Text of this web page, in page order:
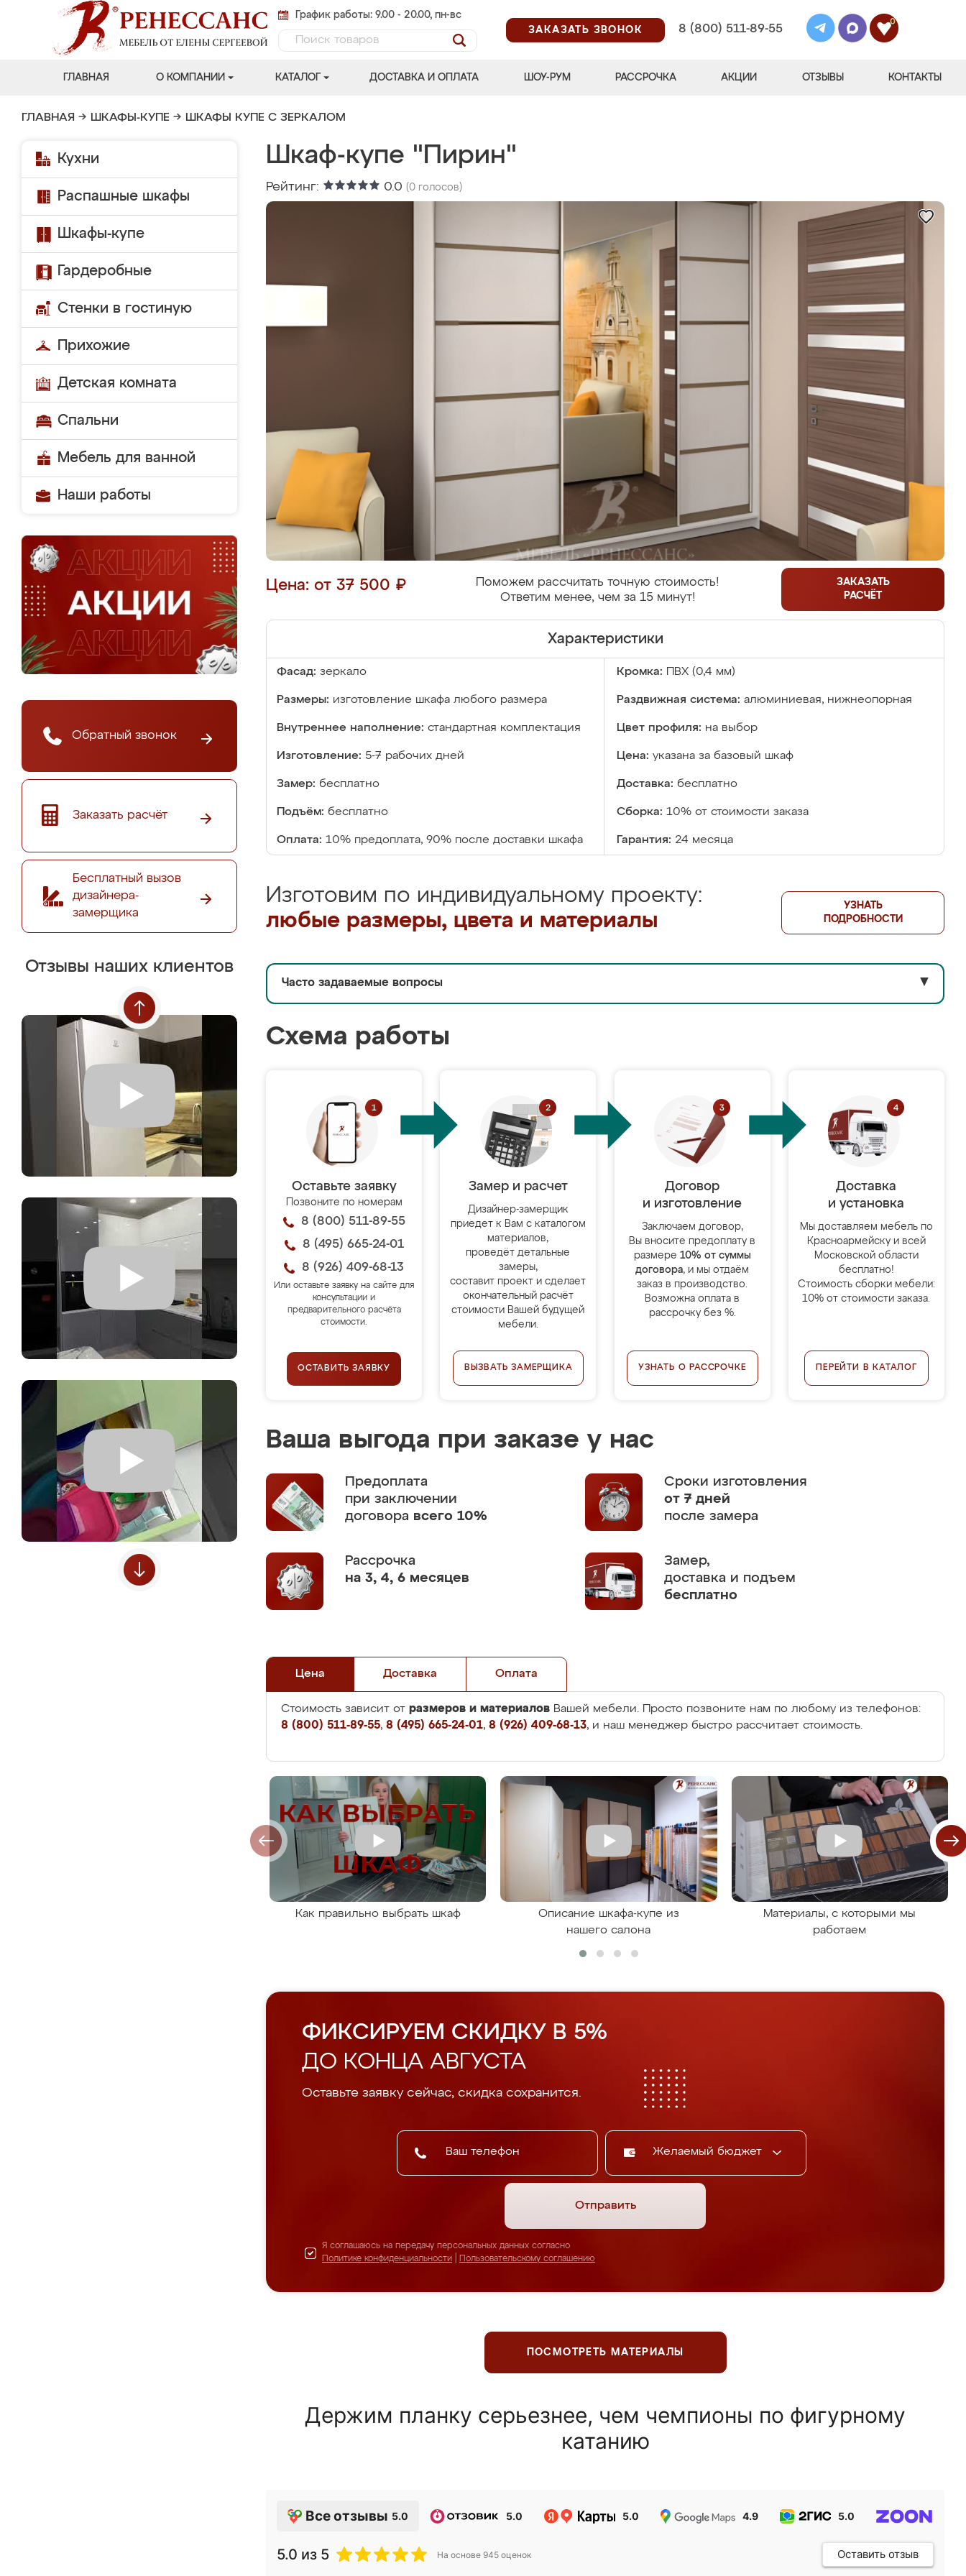
График работы: 9.00 - 20.00, пн-вс
ЗАКАЗАТЬ ЗВОНОК
8 (800) 511-89-55
0
ГЛАВНАЯ О КОМПАНИИ КАТАЛОГ ДОСТАВКА И ОПЛАТА ШОУ-РУМ РАССРОЧКА АКЦИИ ОТЗЫВЫ КОНТАКТЫ
ГЛАВНАЯ → ШКАФЫ-КУПЕ → ШКАФЫ КУПЕ С ЗЕРКАЛОМ
Кухни
Распашные шкафы
Шкафы-купе
Гардеробные
Стенки в гостиную
Прихожие
Детская комната
Спальни
Мебель для ванной
Наши работы
Обратный звонок
Заказать расчёт
Бесплатный вызов
дизайнера-
замерщика
Отзывы наших клиентов
Шкаф-купе "Пирин"
Рейтинг: 0.0 (0 голосов)
Цена: от 37 500 ₽
Поможем рассчитать точную стоимость!
Ответим менее, чем за 15 минут!
ЗАКАЗАТЬ
РАСЧЁТ
Характеристики
Фасад: зеркало Кромка: ПВХ (0,4 мм)
Размеры: изготовление шкафа любого размера Раздвижная система: алюминиевая, нижнеопорная
Внутреннее наполнение: стандартная комплектация Цвет профиля: на выбор
Изготовление: 5-7 рабочих дней Цена: указана за базовый шкаф
Замер: бесплатно Доставка: бесплатно
Подъём: бесплатно Сборка: 10% от стоимости заказа
Оплата: 10% предоплата, 90% после доставки шкафа Гарантия: 24 месяца
Изготовим по индивидуальному проекту:
любые размеры, цвета и материалы
УЗНАТЬ
ПОДРОБНОСТИ
Часто задаваемые вопросы ▼
Схема работы
Оставьте заявку
Позвоните по номерам
8 (800) 511-89-55
8 (495) 665-24-01
8 (926) 409-68-13
Или оставьте заявку на сайте для
консультации и
предварительного расчёта
стоимости.
ОСТАВИТЬ ЗАЯВКУ
Замер и расчет
Дизайнер-замерщик
приедет к Вам с каталогом
материалов,
проведёт детальные
замеры,
составит проект и сделает
окончательный расчёт
стоимости Вашей будущей
мебели.
ВЫЗВАТЬ ЗАМЕРЩИКА
Договор
и изготовление
Заключаем договор,
Вы вносите предоплату в
размере 10% от суммы
договора, и мы отдаём
заказ в производство.
Возможна оплата в
рассрочку без %.
УЗНАТЬ О РАССРОЧКЕ
Доставка
и установка
Мы доставляем мебель по
Красноармейску и всей
Московской области
бесплатно!
Стоимость сборки мебели:
10% от стоимости заказа.
ПЕРЕЙТИ В КАТАЛОГ
Ваша выгода при заказе у нас
Предоплата
при заключении
договора всего 10%
Сроки изготовления
от 7 дней
после замера
Рассрочка
на 3, 4, 6 месяцев
Замер,
доставка и подъем
бесплатно
Цена Доставка Оплата
Стоимость зависит от размеров и материалов Вашей мебели. Просто позвоните нам по любому из телефонов:
8 (800) 511-89-55, 8 (495) 665-24-01, 8 (926) 409-68-13, и наш менеджер быстро рассчитает стоимость.
Как правильно выбрать шкаф
Описание шкафа-купе из
нашего салона
Материалы, с которыми мы
работаем
ФИКСИРУЕМ СКИДКУ В 5%
ДО КОНЦА АВГУСТА
Оставьте заявку сейчас, скидка сохранится.
Желаемый бюджет
Отправить
Я соглашаюсь на передачу персональных данных согласно
Политике конфиденциальности
Пользовательскому соглашению
ПОСМОТРЕТЬ МАТЕРИАЛЫ
Держим планку серьезнее, чем чемпионы по фигурному
катанию
Все отзывы 5.0 5.0 5.0 4.9 5.0
5.0 из 5 На основе 945 оценок Оставить отзыв